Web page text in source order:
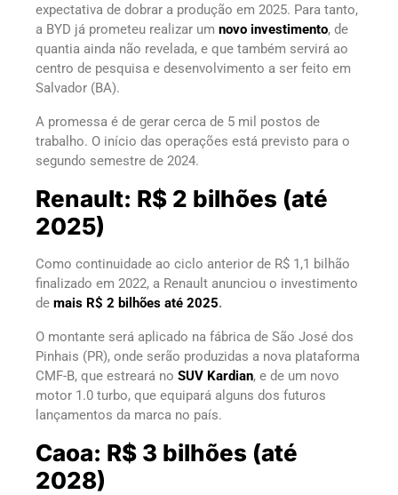
expectativa de dobrar a produção em 2025. Para tanto,
a BYD já prometeu realizar um novo investimento, de
quantia ainda não revelada, e que também servirá ao
centro de pesquisa e desenvolvimento a ser feito em
Salvador (BA).
A promessa é de gerar cerca de 5 mil postos de
trabalho. O início das operações está previsto para o
segundo semestre de 2024.
Renault: R$ 2 bilhões (até
2025)
Como continuidade ao ciclo anterior de R$ 1,1 bilhão
finalizado em 2022, a Renault anunciou o investimento
de mais R$ 2 bilhões até 2025.
O montante será aplicado na fábrica de São José dos
Pinhais (PR), onde serão produzidas a nova plataforma
CMF-B, que estreará no SUV Kardian, e de um novo
motor 1.0 turbo, que equipará alguns dos futuros
lançamentos da marca no país.
Caoa: R$ 3 bilhões (até
2028)